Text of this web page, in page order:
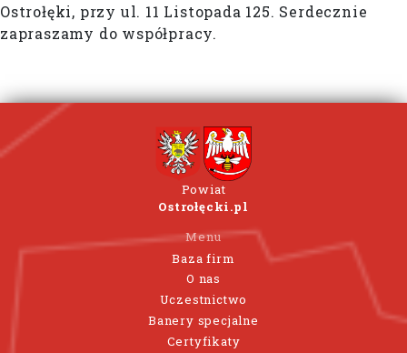
Ostrołęki, przy ul. 11 Listopada 125. Serdecznie
zapraszamy do współpracy.
Powiat
Ostrołęcki.pl
Menu
Baza firm
O nas
Uczestnictwo
Banery specjalne
Certyfikaty